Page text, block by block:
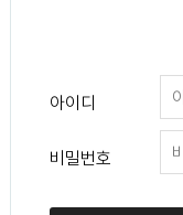
아이디
비밀번호